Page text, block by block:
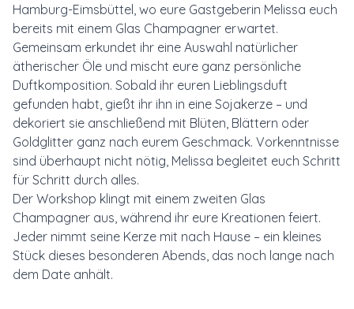
Hamburg-Eimsbüttel, wo eure Gastgeberin Melissa euch
bereits mit einem Glas Champagner erwartet.
Gemeinsam erkundet ihr eine Auswahl natürlicher
ätherischer Öle und mischt eure ganz persönliche
Duftkomposition. Sobald ihr euren Lieblingsduft
gefunden habt, gießt ihr ihn in eine Sojakerze – und
dekoriert sie anschließend mit Blüten, Blättern oder
Goldglitter ganz nach eurem Geschmack. Vorkenntnisse
sind überhaupt nicht nötig, Melissa begleitet euch Schritt
für Schritt durch alles.
Der Workshop klingt mit einem zweiten Glas
Champagner aus, während ihr eure Kreationen feiert.
Jeder nimmt seine Kerze mit nach Hause – ein kleines
Stück dieses besonderen Abends, das noch lange nach
dem Date anhält.